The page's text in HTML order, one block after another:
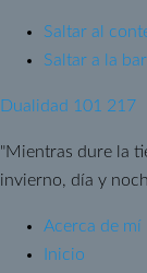
Saltar al
Saltar a la
Dualidad 101 217
"Mientras dure la
invierno, día y
Acerca de mí
Inicio